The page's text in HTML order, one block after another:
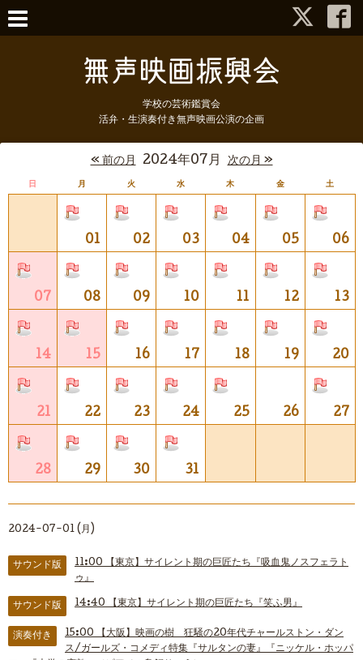
学校の芸術鑑賞会
活弁・生演奏付き無声映画公演の企画
« 前の月 2024年07月 次の月 »
日 月 火 水 木 金 土
01 02 03 04 05 06
07 08 09 10 11 12 13
14 15 16 17 18 19 20
21 22 23 24 25 26 27
28 29 30 31
2024-07-01 (月)
サウンド版 11:00
【東京】サイレント期の巨匠たち『吸血鬼ノスフェラト
ゥ』
サウンド版 14:40 【東京】サイレント期の巨匠たち『笑ふ男』
演奏付き 15:00
【大阪】映画の樹 狂騒の20年代チャールストン・ダン
ス/ガールズ・コメディ特集『サルタンの妻』『ニッケル・ホッパ